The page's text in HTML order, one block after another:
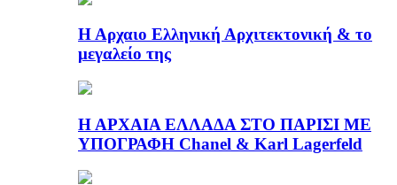
Η Αρχαιο Ελληνική Αρχιτεκτονική & το
μεγαλείο της
Η ΑΡΧΑΙΑ ΕΛΛΑΔΑ ΣΤΟ ΠΑΡΙΣΙ ΜΕ
ΥΠΟΓΡΑΦΗ Chanel & Karl Lagerfeld